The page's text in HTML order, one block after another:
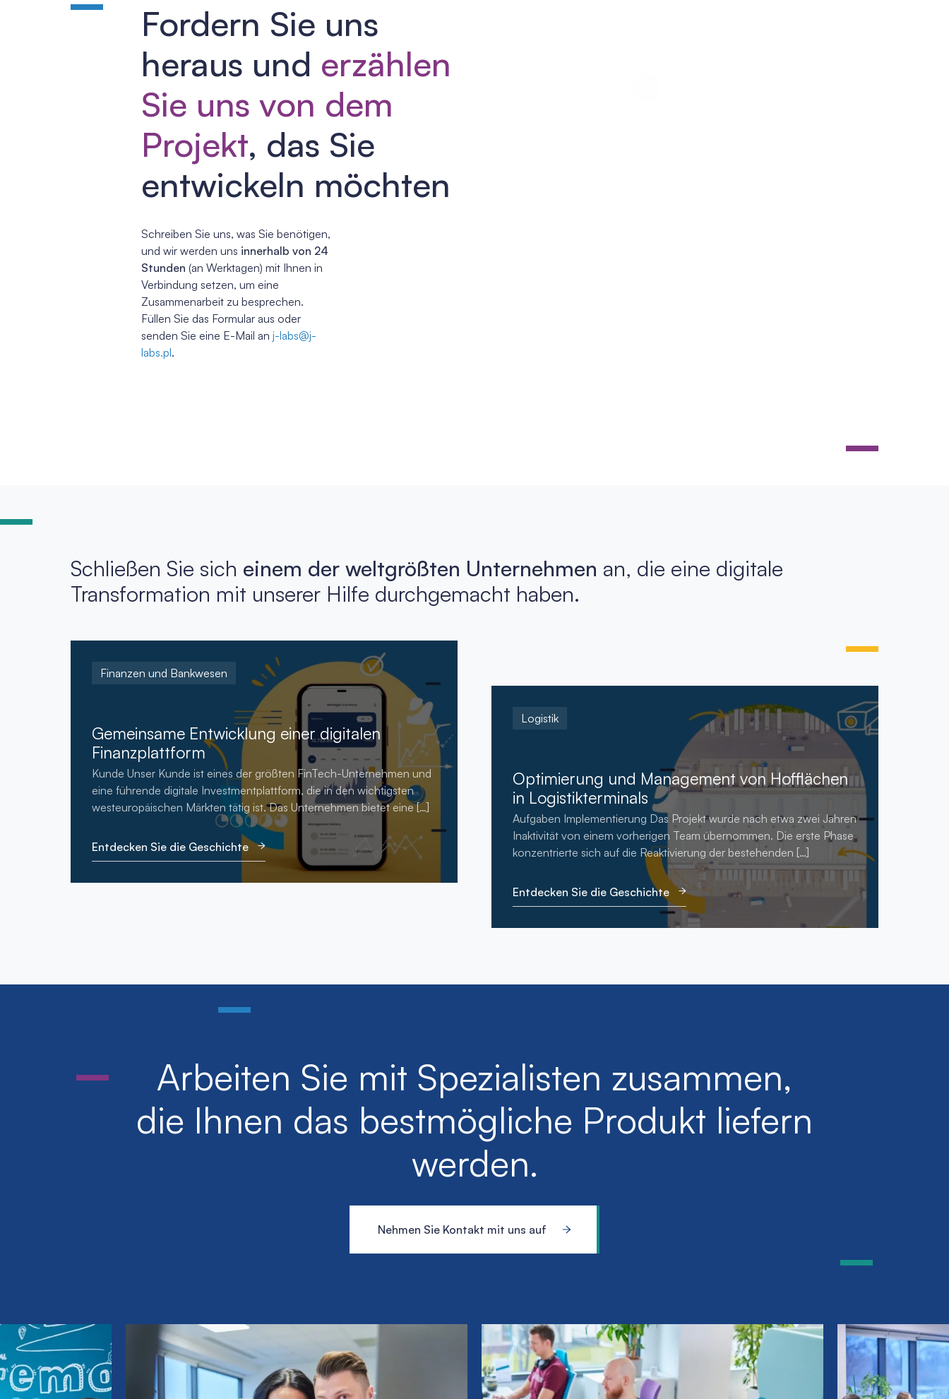
Fordern Sie uns
heraus und erzählen
Sie uns von dem
Projekt, das Sie
entwickeln möchten
Schreiben Sie uns, was Sie benötigen,
und wir werden uns innerhalb von 24
Stunden (an Werktagen) mit Ihnen in
Verbindung setzen, um eine
Zusammenarbeit zu besprechen.
Füllen Sie das Formular aus oder
senden Sie eine E-Mail an j-labs@j-
labs.pl.
Schließen Sie sich einem der weltgrößten Unternehmen an, die eine digitale
Transformation mit unserer Hilfe durchgemacht haben.
Finanzen und Bankwesen
Gemeinsame Entwicklung einer digitalen
Finanzplattform
Kunde Unser Kunde ist eines der größten FinTech-Unternehmen und
eine führende digitale Investmentplattform, die in den wichtigsten
westeuropäischen Märkten tätig ist. Das Unternehmen bietet eine […]
Entdecken Sie die Geschichte
Logistik
Optimierung und Management von Hofflächen
in Logistikterminals
Aufgaben Implementierung Das Projekt wurde nach etwa zwei Jahren
Inaktivität von einem vorherigen Team übernommen. Die erste Phase
konzentrierte sich auf die Reaktivierung der bestehenden […]
Entdecken Sie die Geschichte
Arbeiten Sie mit Spezialisten zusammen,
die Ihnen das bestmögliche Produkt liefern
werden.
Nehmen Sie Kontakt mit uns auf